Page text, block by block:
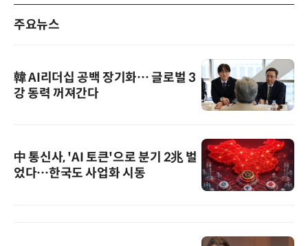
주요뉴스
韓 AI리더십 공백 장기화… 글로벌 3
강 동력 꺼져간다
中 통신사, 'AI 토큰'으로 분기 2兆 벌
었다…한국도 사업화 시동